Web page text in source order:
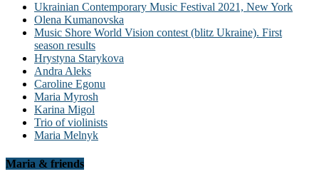
Ukrainian Contemporary Music Festival 2021, New York
Olena Kumanovska
Music Shore World Vision contest (blitz Ukraine). First
season results
Hrystyna Starykova
Andra Aleks
Caroline Egonu
Maria Myrosh
Karina Migol
Trio of violinists
Maria Melnyk
Maria & friends